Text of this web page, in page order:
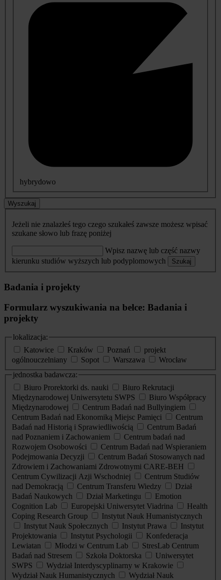
hybrydowo
Wyszukaj
Jeżeli nie znalazłeś tego czego szukałeś zawsze możesz wpisać
szukane słowo lub frazę poniżej
Wpisz nazwę lub część nazwy
kierunku studiów wyższych lub podyplomowych
Szukaj
Badania i projekty
Formularz wyszukiwania na belce: Badania i
projekty
lokalizacja:
Katowice
Kraków Poznań
projekt
ogólnouczelniany
Sopot Warszawa
Wrocław
jednostka badawcza:
Biuro Prorektorki ds. nauki
Biuro Rekrutacji
Międzynarodowej Uniwersytetu SWPS
Biuro Współpracy
Międzynarodowej
Centrum Badań nad Bullyingiem
Centrum Badań nad Ekonomiką Miejsc Pamięci
Centrum
Badań nad Historią i Sprawiedliwością
Centrum Badań
nad Poznaniem i Zachowaniem
Centrum badań nad
Rozwojem Osobowości
Centrum Badań nad Wspieraniem
Podejmowania Decyzji
Centrum Badań Stosowanych nad
Zdrowiem i Zachowaniami Zdrowotnymi CARE-BEH
Centrum Cywilizacji Azji Wschodniej
Centrum Studiów
nad Demokracją
Centrum Transferu Wiedzy
Dział
Badań Naukowych
Dział Marketingu
Emotion
Cognition Lab
Europejski Uniwersytet Viadrina
Health
Coping Research Group
Instytut Nauk Humanistycznych
Instytut Nauk Społecznych
Instytut Prawa
Instytut
Projektowania
Instytut Psychologii
Konfederacja
Lewiatan
Młodzi w Centrum Lab
StresLab Centrum
Badań nad Stresem
Szkoła Doktorska
Uniwersytet
SWPS
Wydział Interdyscyplinarny w Krakowie
Wydział Nauk Humanistycznych
Wydział Nauk